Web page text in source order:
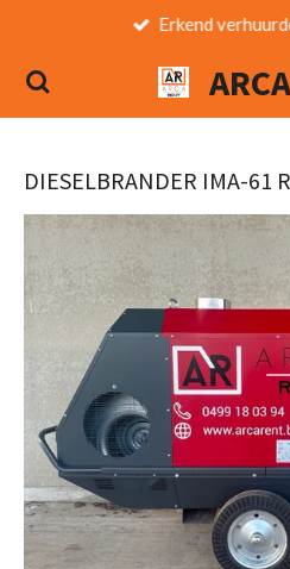
naar
Erkend
DIESELBRANDER IMA-61